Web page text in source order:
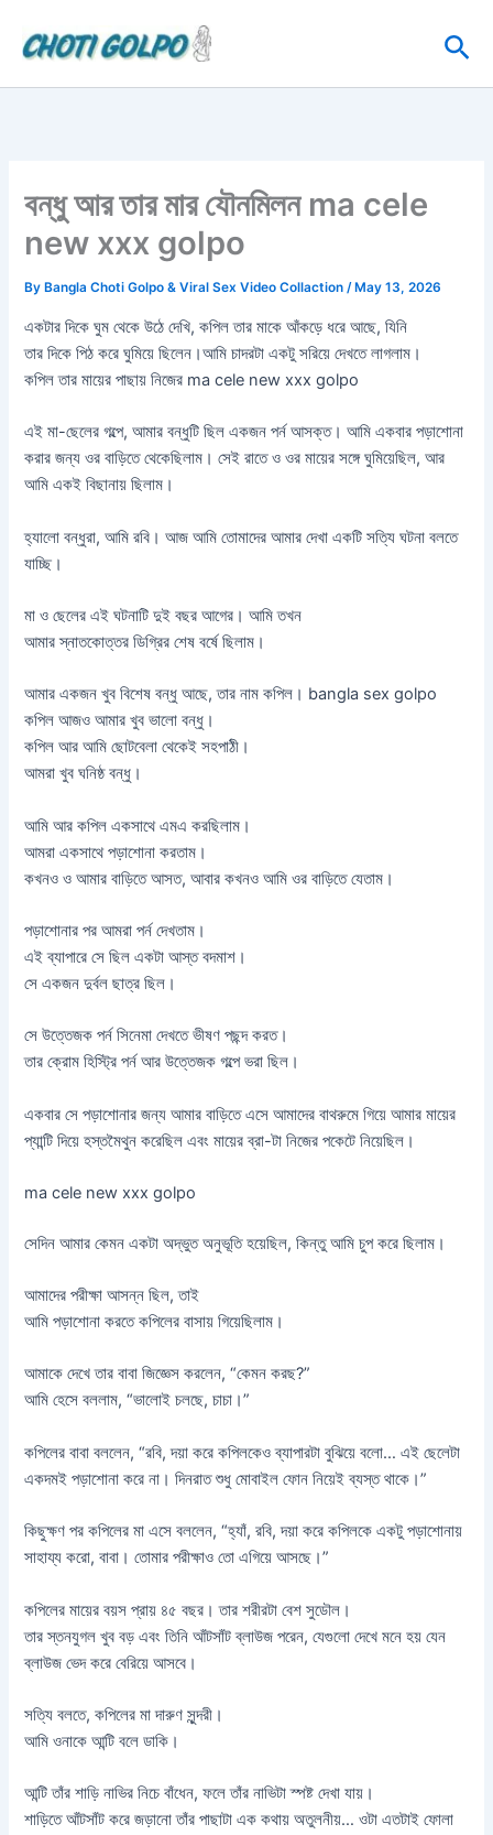
content
বন্ধু আর তার মার যৌনমিলন ma cele
new xxx golpo
By Bangla Choti Golpo & Viral Sex Video Collaction/ May 13, 2026
একটার দিকে ঘুম থেকে উঠে দেখি, কপিল তার মাকে আঁকড়ে ধরে আছে, যিনি
তার দিকে পিঠ করে ঘুমিয়ে ছিলেন।আমি চাদরটা একটু সরিয়ে দেখতে লাগলাম।
কপিল তার মায়ের পাছায় নিজের ma cele new xxx golpo
এই মা-ছেলের গল্পে, আমার বন্ধুটি ছিল একজন পর্ন আসক্ত। আমি একবার পড়াশোনা
করার জন্য ওর বাড়িতে থেকেছিলাম। সেই রাতে ও ওর মায়ের সঙ্গে ঘুমিয়েছিল, আর
আমি একই বিছানায় ছিলাম।
হ্যালো বন্ধুরা, আমি রবি। আজ আমি তোমাদের আমার দেখা একটি সত্যি ঘটনা বলতে
যাচ্ছি।
মা ও ছেলের এই ঘটনাটি দুই বছর আগের। আমি তখন
আমার স্নাতকোত্তর ডিগ্রির শেষ বর্ষে ছিলাম।
আমার একজন খুব বিশেষ বন্ধু আছে, তার নাম কপিল। bangla sex golpo
কপিল আজও আমার খুব ভালো বন্ধু।
কপিল আর আমি ছোটবেলা থেকেই সহপাঠী।
আমরা খুব ঘনিষ্ঠ বন্ধু।
আমি আর কপিল একসাথে এমএ করছিলাম।
আমরা একসাথে পড়াশোনা করতাম।
কখনও ও আমার বাড়িতে আসত, আবার কখনও আমি ওর বাড়িতে যেতাম।
পড়াশোনার পর আমরা পর্ন দেখতাম।
এই ব্যাপারে সে ছিল একটা আস্ত বদমাশ।
সে একজন দুর্বল ছাত্র ছিল।
সে উত্তেজক পর্ন সিনেমা দেখতে ভীষণ পছন্দ করত।
তার ক্রোম হিস্ট্রি পর্ন আর উত্তেজক গল্পে ভরা ছিল।
একবার সে পড়াশোনার জন্য আমার বাড়িতে এসে আমাদের বাথরুমে গিয়ে আমার মায়ের
প্যান্টি দিয়ে হস্তমৈথুন করেছিল এবং মায়ের ব্রা-টা নিজের পকেটে নিয়েছিল।
ma cele new xxx golpo
সেদিন আমার কেমন একটা অদ্ভুত অনুভূতি হয়েছিল, কিন্তু আমি চুপ করে ছিলাম।
আমাদের পরীক্ষা আসন্ন ছিল, তাই
আমি পড়াশোনা করতে কপিলের বাসায় গিয়েছিলাম।
আমাকে দেখে তার বাবা জিজ্ঞেস করলেন, “কেমন করছ?”
আমি হেসে বললাম, “ভালোই চলছে, চাচা।”
কপিলের বাবা বললেন, “রবি, দয়া করে কপিলকেও ব্যাপারটা বুঝিয়ে বলো… এই ছেলেটা
একদমই পড়াশোনা করে না। দিনরাত শুধু মোবাইল ফোন নিয়েই ব্যস্ত থাকে।”
কিছুক্ষণ পর কপিলের মা এসে বললেন, “হ্যাঁ, রবি, দয়া করে কপিলকে একটু পড়াশোনায়
সাহায্য করো, বাবা। তোমার পরীক্ষাও তো এগিয়ে আসছে।”
কপিলের মায়ের বয়স প্রায় ৪৫ বছর। তার শরীরটা বেশ সুডৌল।
তার স্তনযুগল খুব বড় এবং তিনি আঁটসাঁট ব্লাউজ পরেন, যেগুলো দেখে মনে হয় যেন
ব্লাউজ ভেদ করে বেরিয়ে আসবে।
সত্যি বলতে, কপিলের মা দারুণ সুন্দরী।
আমি ওনাকে আন্টি বলে ডাকি।
আন্টি তাঁর শাড়ি নাভির নিচে বাঁধেন, ফলে তাঁর নাভিটা স্পষ্ট দেখা যায়।
শাড়িতে আঁটসাঁট করে জড়ানো তাঁর পাছাটা এক কথায় অতুলনীয়… ওটা এতটাই ফোলা